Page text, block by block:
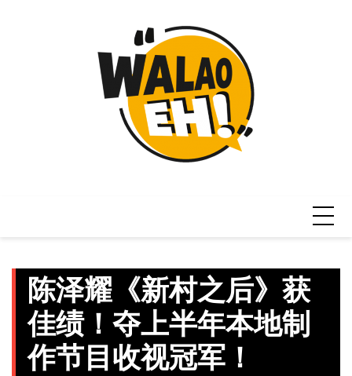
陈泽耀《新村之后》获
佳绩！夺上半年本地制
作节目收视冠军！